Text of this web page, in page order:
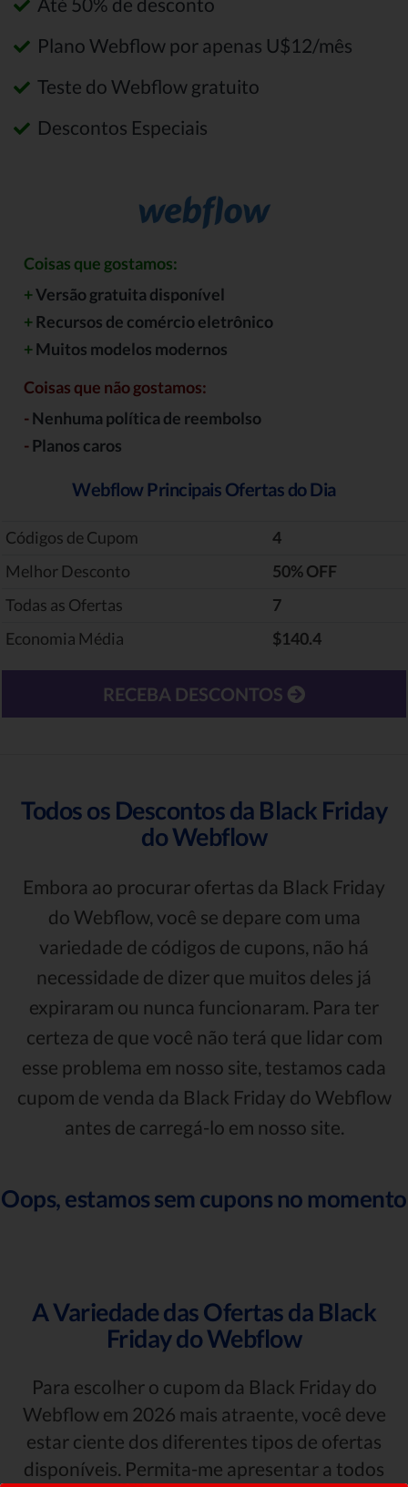
Plano Webflow por apenas U$12/mês
Teste do Webflow gratuito
Descontos Especiais
Coisas que gostamos:
+Versão gratuita disponível
+Recursos de comércio eletrônico
+Muitos modelos modernos
Coisas que não gostamos:
-Nenhuma política de reembolso
-Planos caros
Webflow Principais Ofertas do Dia
Códigos de Cupom
4
Melhor Desconto
‎50% OFF
Todas as Ofertas
7
Economia Média
$140.4
RECEBA DESCONTOS
Todos os Descontos da Black Friday
do Webflow
Embora ao procurar ofertas da Black Friday
do Webflow, você se depare com uma
variedade de códigos de cupons, não há
necessidade de dizer que muitos deles já
expiraram ou nunca funcionaram. Para ter
certeza de que você não terá que lidar com
esse problema em nosso site, testamos cada
cupom de venda da Black Friday do Webflow
antes de carregá-lo em nosso site.
Oops, estamos sem cupons no momento
A Variedade das Ofertas da Black
Friday do Webflow
Para escolher o cupom da Black Friday do
Webflow em 2026 mais atraente, você deve
estar ciente dos diferentes tipos de ofertas
disponíveis. Permita-me apresentar a todos